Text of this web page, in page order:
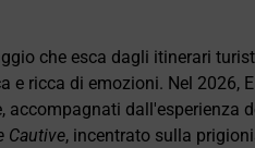
che esca dagli itinerari
e ricca di emozioni. Nel 2026,
dall'esperienza
Cautive, incentrato sulla